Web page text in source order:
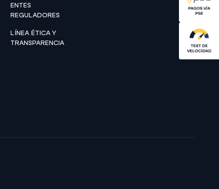
ENTES
REGULADORES
LÍNEA ÉTICA Y
TRANSPARENCIA